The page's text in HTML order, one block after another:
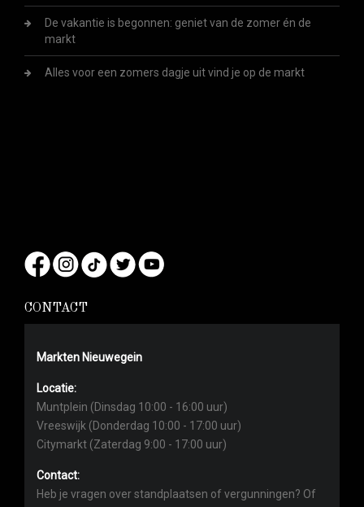
De vakantie is begonnen: geniet van de zomer én de
markt
Alles voor een zomers dagje uit vind je op de markt
CONTACT
Markten Nieuwegein
Locatie:
Muntplein (Dinsdag 10:00 - 16:00 uur)
Vreeswijk (Donderdag 10:00 - 17:00 uur)
Citymarkt (Zaterdag 9:00 - 17:00 uur)
Contact:
Heb je vragen over standplaatsen of vergunningen? Of